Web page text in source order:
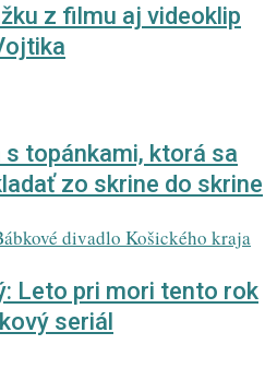
z filmu aj videoklip
topánkami, ktorá sa
zo skrine do skrine
Leto pri mori tento rok
seriál